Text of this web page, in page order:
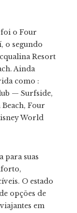
o Four
o segundo
Resort
Ainda
como :
— Surfside,
Four
World
para suas
O estado
opções de
em